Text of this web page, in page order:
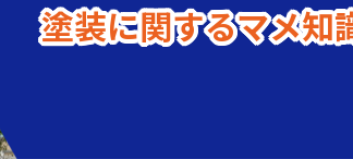
塗装に関するマメ知